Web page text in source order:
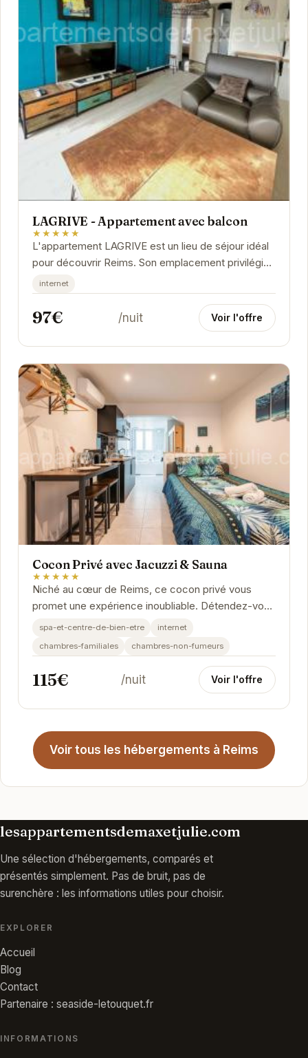
LAGRIVE - Appartement avec balcon
★★★★★
L'appartement LAGRIVE est un lieu de séjour idéal
pour découvrir Reims. Son emplacement privilégié
permet d'accéder facilement aux sites...
internet
97€ /nuit Voir l'offre
Cocon Privé avec Jacuzzi & Sauna
★★★★★
Niché au cœur de Reims, ce cocon privé vous
promet une expérience inoubliable. Détendez-vous
dans le jacuzzi et le sauna privatifs, et profitez...
spa-et-centre-de-bien-etre
internet
chambres-familiales
chambres-non-fumeurs
115€ /nuit Voir l'offre
Voir tous les hébergements à Reims
lesappartementsdemaxetjulie.com
Une sélection d'hébergements, comparés et
présentés simplement. Pas de bruit, pas de
surenchère : les informations utiles pour choisir.
EXPLORER
Accueil
Blog
Contact
Partenaire : seaside-letouquet.fr
INFORMATIONS